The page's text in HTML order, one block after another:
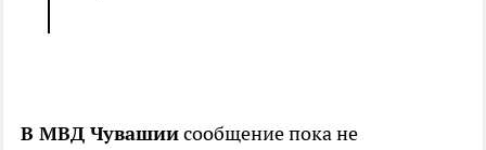
В МВД Чувашиисообщение пока не